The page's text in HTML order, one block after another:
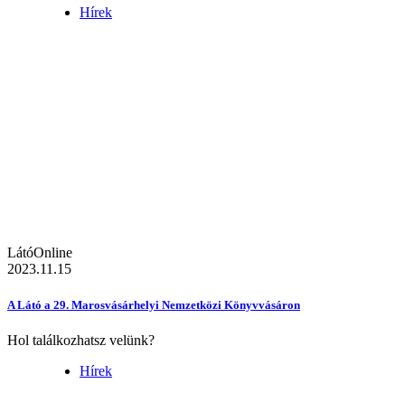
Hírek
LátóOnline
2023.11.15
A Látó a 29. Marosvásárhelyi Nemzetközi Könyvvásáron
Hol találkozhatsz velünk?
Hírek